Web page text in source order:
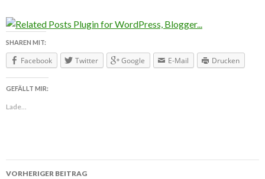
SHAREN MIT:
Facebook Twitter Google E-Mail Drucken
GEFÄLLT MIR:
Lade...
VORHERIGER BEITRAG